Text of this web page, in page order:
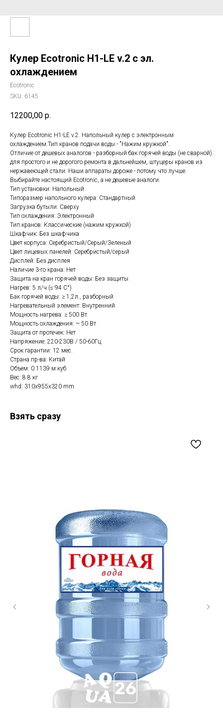
Кулер Ecotronic H1-LE v.2 с эл.
охлаждением
Ecotronic
SKU: 6145
12200,00 р.
Кулер Ecotronic H1-LE v.2. Напольный кулер с электронным
охлаждением.Тип кранов подачи воды - "Нажим кружкой".
Отличие от дешевых аналогов - разборный бак горячей воды (не сварной)
для простого и не дорогого ремонта в дальнейшем, штуцеры кранов из
нержавеющей стали. Наши аппараты дороже - потому что лучше.
Выбирайте настоящий Ecotronic, а не дешевые аналоги.
Тип установки: Напольный
Типоразмер напольного кулера: Стандартный
Загрузка бутыли: Сверху
Тип охлаждения: Электронный
Тип кранов: Классические (нажим кружкой)
Шкафчик: Без шкафчика
Цвет корпуса: Серебристый/Серый/Зеленый
Цвет лицевых панелей: Серебристый/серый
Дисплей: Без дисплея
Наличие 3-го крана: Нет
Защита на кран горячей воды: Без защиты
Нагрев: 5 л/ч (≤ 94 C°)
Бак горячей воды: ≥ 1,2л., разборный
Нагревательный элемент: Внутренний
Мощность нагрева: ≥ 500 Вт
Мощность охлаждения: ~ 50 Вт
Защита от протечек: Нет
Напряжение: 220-230В / 50-60Гц.
Срок гарантии: 12 мес.
Страна пр-ва: Китай
Объем: 0.1139 м.куб
Вес: 8.8 кг
whd: 310x955x320 mm
Взять сразу